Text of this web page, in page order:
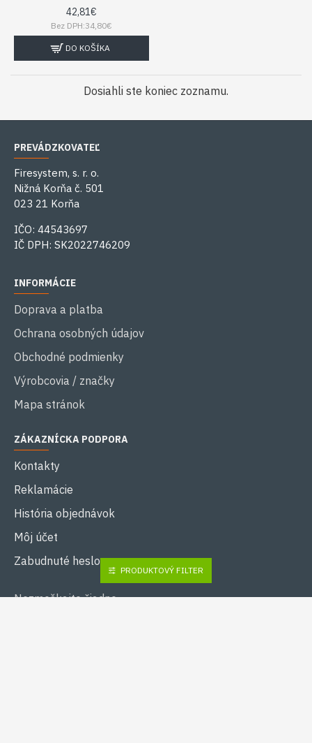
42,81€
Bez DPH:34,80€
DO KOŠÍKA
Dosiahli ste koniec zoznamu.
PREVÁDZKOVATEĽ
Firesystem, s. r. o.
Nižná Korňa č. 501
023 21 Korňa
IČO: 44543697
IČ DPH: SK2022746209
INFORMÁCIE
Doprava a platba
Ochrana osobných údajov
Obchodné podmienky
Výrobcovia / značky
Mapa stránok
ZÁKAZNÍCKA PODPORA
Kontakty
Reklamácie
História objednávok
Môj účet
Zabudnuté heslo
Nezmeškajte žiadne
PRODUKTOVÝ FILTER